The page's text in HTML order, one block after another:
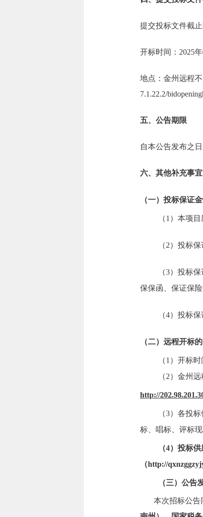
提交投标文件截止
开标时间：2025
地点：金州远程不
7.1.22.2/
五、公告期限
自本公告发布之日
六、其他补充事宜
（一）投标保证
（1）本项
（2）投标
（3）投标
保保函、保证保
（4）投标
（二） 远程开标
（1）开标
（2）金州
http://
（3）各投
标、唱标、评标
（4）投标
（http://
（三）公告
本次招标公告